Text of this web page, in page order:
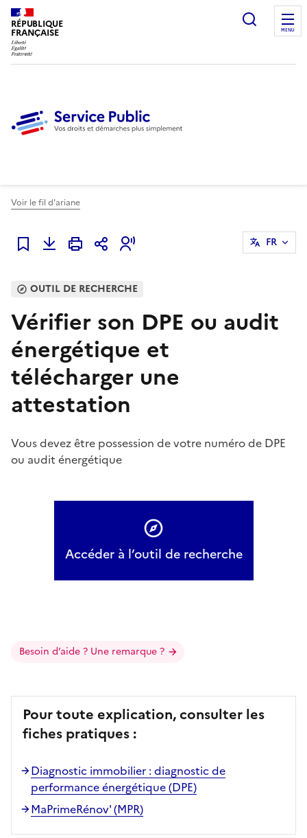
RÉPUBLIQUE
FRANÇAISE
Ouvrir
MENU
Voir le fil d'ariane
Ajouter à mes favoris
FR
OUTIL DE RECHERCHE
Vérifier son DPE ou audit
énergétique et
télécharger une
attestation
Vous devez être possession de votre numéro de DPE
ou audit énergétique
Accéder à l’outil de recherche
Besoin d’aide ? Une remarque ?
Pour toute explication, consulter les
fiches pratiques :
Diagnostic immobilier : diagnostic de
performance énergétique (DPE)
MaPrimeRénov' (MPR)